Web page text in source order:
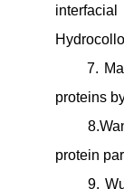
7. Ma,
proteins
8.Wang,
protein
9. Wu,